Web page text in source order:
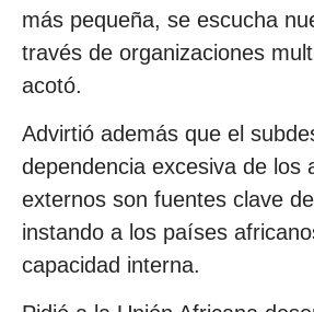
más pequeña, se escucha
través de organizaciones
acotó.
Advirtió además que el
dependencia excesiva de los
externos son fuentes clave
instando a los países
capacidad interna.